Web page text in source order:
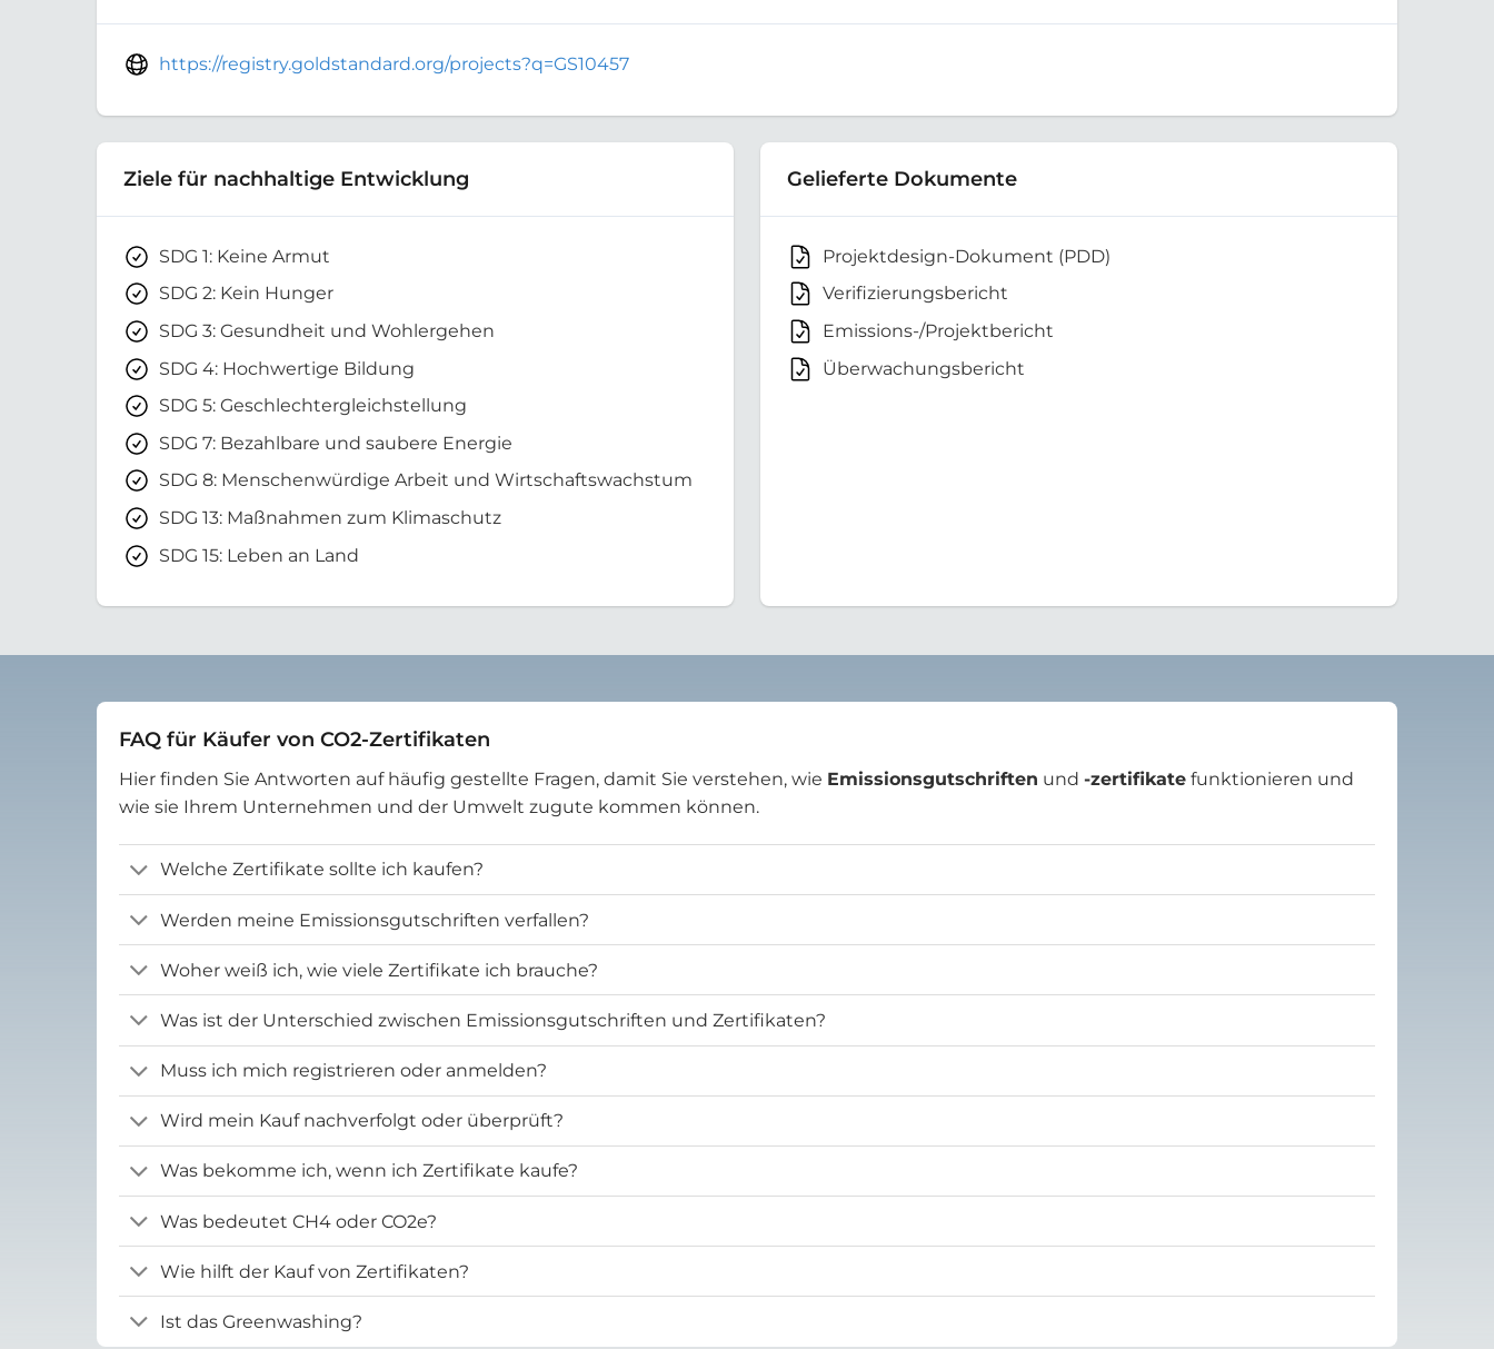
https://registry.goldstandard.org/projects?q=GS10457
Ziele für nachhaltige Entwicklung
SDG 1: Keine Armut
SDG 2: Kein Hunger
SDG 3: Gesundheit und Wohlergehen
SDG 4: Hochwertige Bildung
SDG 5: Geschlechtergleichstellung
SDG 7: Bezahlbare und saubere Energie
SDG 8: Menschenwürdige Arbeit und Wirtschaftswachstum
SDG 13: Maßnahmen zum Klimaschutz
SDG 15: Leben an Land
Gelieferte Dokumente
Projektdesign-Dokument (PDD)
Verifizierungsbericht
Emissions-/Projektbericht
Überwachungsbericht
FAQ für Käufer von CO2-Zertifikaten
Hier finden Sie Antworten auf häufig gestellte Fragen, damit Sie verstehen, wie Emissionsgutschriften und -zertifikate funktionieren und
wie sie Ihrem Unternehmen und der Umwelt zugute kommen können.
Welche Zertifikate sollte ich kaufen?
Werden meine Emissionsgutschriften verfallen?
Woher weiß ich, wie viele Zertifikate ich brauche?
Was ist der Unterschied zwischen Emissionsgutschriften und Zertifikaten?
Muss ich mich registrieren oder anmelden?
Wird mein Kauf nachverfolgt oder überprüft?
Was bekomme ich, wenn ich Zertifikate kaufe?
Was bedeutet CH4 oder CO2e?
Wie hilft der Kauf von Zertifikaten?
Ist das Greenwashing?